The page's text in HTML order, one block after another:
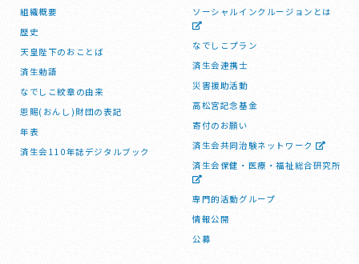
組織概要
歴史
天皇陛下のおことば
済生勅語
なでしこ紋章の由来
恩賜(おんし)財団の表記
年表
済生会110年誌デジタルブック
ソーシャルインクルージョンとは
なでしこプラン
済生会連携士
災害援助活動
高松宮記念基金
寄付のお願い
済生会共同治験ネットワーク
済生会保健・医療・福祉総合研究所
専門的活動グループ
情報公開
公募